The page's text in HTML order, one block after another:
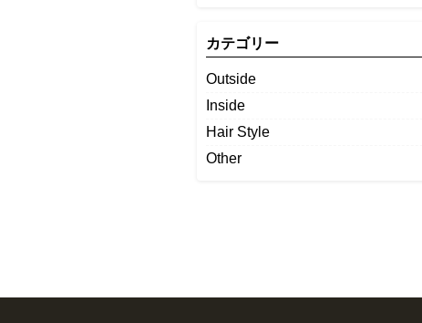
カテゴリー
Outside
Inside
Hair Style
Other